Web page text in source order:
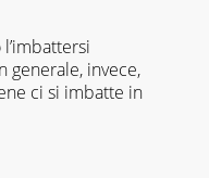
generale, invece,
ci si imbatte in